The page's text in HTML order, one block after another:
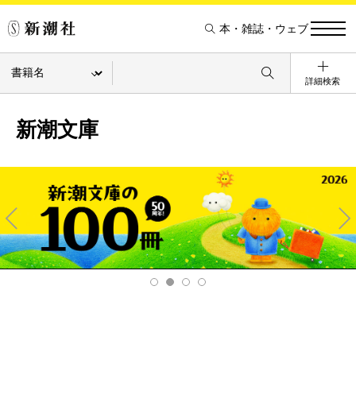
本・雑誌・ウェブ
詳細検索
新潮文庫
Pre
v
Ne
xt